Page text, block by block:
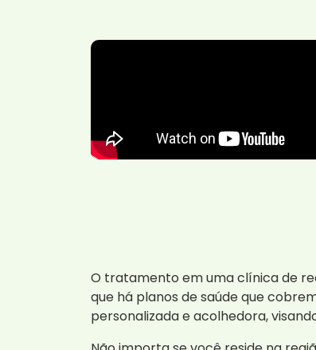
O tratamento em uma clínica de
que há planos de saúde que
personalizada e acolhedora,